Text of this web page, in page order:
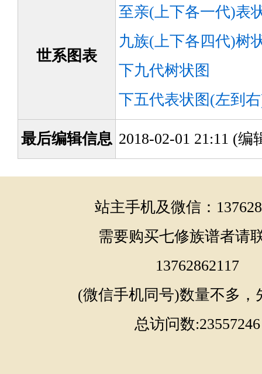
世系图表
至亲(上下各一代)表
九族(上下各四代)树
下九代树状图
下五代表状图(左到
最后编辑信息 2018-02-01 21:11 (编
站主手机及微信：
需要购买七修族谱者请
13762862117
(微信手机同号)数量不多，
总访问数:23557246